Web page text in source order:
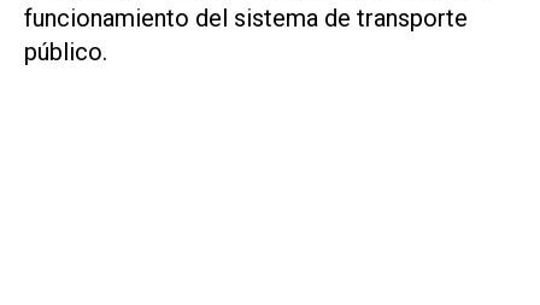
funcionamiento del sistema de transporte
público.